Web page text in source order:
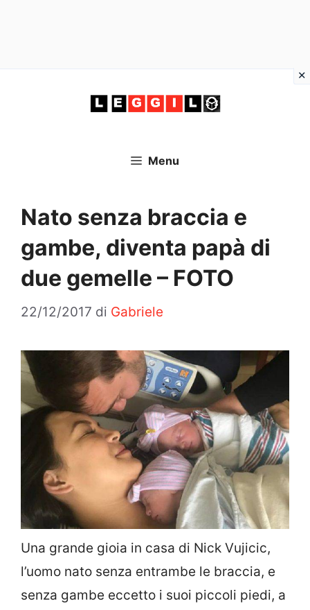
Menu
Nato senza braccia e
gambe, diventa papà di
due gemelle – FOTO
22/12/2017 di Gabriele
Una grande gioia in casa di Nick Vujicic,
l’uomo nato senza entrambe le braccia, e
senza gambe eccetto i suoi piccoli piedi, a